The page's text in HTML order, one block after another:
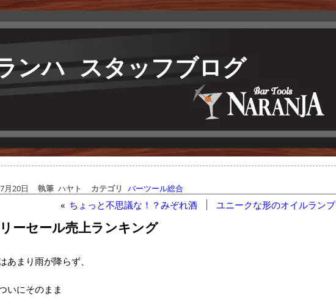
ンハ スタッフブログ
月20日 執筆 ハヤト カテゴリ バーツール総合
« ちょっと不思議な！？みぞれ酒 ユニークな形のオイルランプ
ーセール売上ランキング
あまり雨が降らず、
いにそのまま